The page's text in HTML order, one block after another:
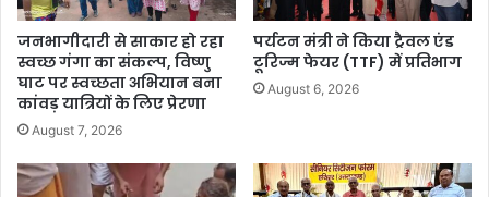
जनभागीदारी से साकार हो रहा
स्वच्छ गंगा का संकल्प, विष्णु
घाट पर स्वच्छता अभियान बना
कांवड़ यात्रियों के लिए प्रेरणा
August 7, 2026
पर्यटन मंत्री ने किया ट्रैवल एंड
टूरिज्म फेयर (TTF) में प्रतिभाग
August 6, 2026